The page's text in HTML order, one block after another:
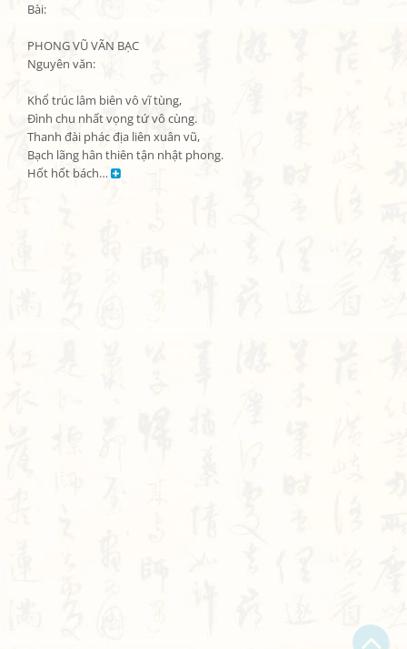
Bài:
PHONG VŨ VÃN BẠC
Nguyên văn:
Khổ trúc lâm biên vô vĩ tùng,
Đình chu nhất vọng tứ vô cùng.
Thanh đài phác địa liên xuân vũ,
Bạch lãng hân thiên tận nhật phong.
Hốt hốt bách…